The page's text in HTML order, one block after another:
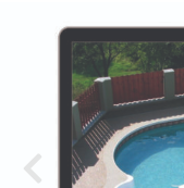
Previous